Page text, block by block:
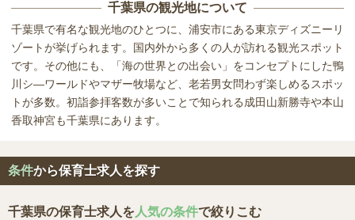
千葉県の観光地について
千葉県で有名な観光地のひとつに、浦安市にある東京ディズニーリ
ゾートが挙げられます。国内外から多くの人が訪れる観光スポット
です。その他にも、「海の世界との出会い」をコンセプトにした鴨
川シ―ワールドやマザー牧場など、老若男女問わず楽しめるスポッ
トが多数。初詣参拝客数が多いことで知られる成田山新勝寺や本山
香取神宮も千葉県にあります。
条件から保育士求人を探す
千葉県の保育士求人を 人気の条件で絞りこむ